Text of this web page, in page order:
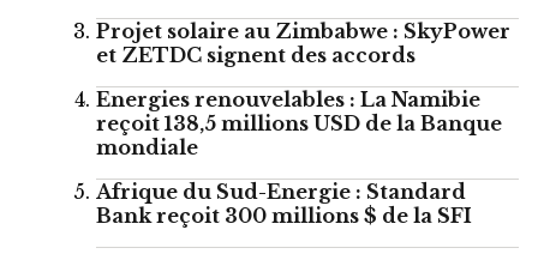
Projet solaire au Zimbabwe : SkyPower
et ZETDC signent des accords
Energies renouvelables : La Namibie
reçoit 138,5 millions USD de la Banque
mondiale
Afrique du Sud-Energie : Standard
Bank reçoit 300 millions $ de la SFI